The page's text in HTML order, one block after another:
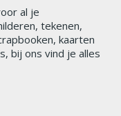
al je
tekenen,
kaarten
bij ons vind je alles